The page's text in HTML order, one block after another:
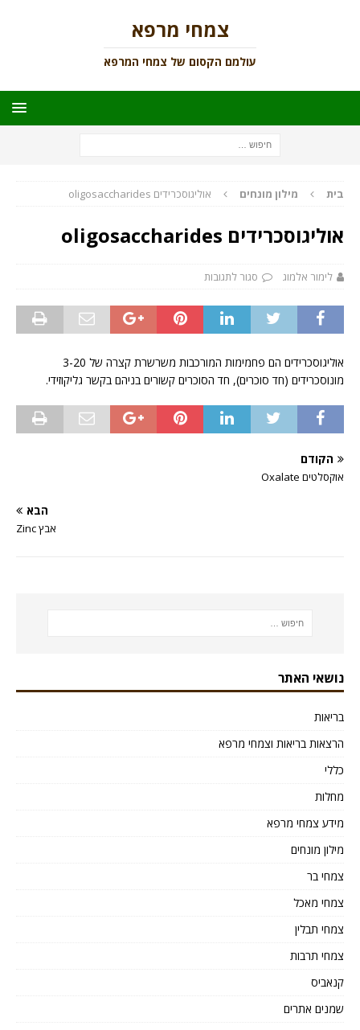
צמחי מרפא
עולמם הקסום של צמחי המרפא
בית מילון מונחים אוליגוסכרידים oligosaccharides
אוליגוסכרידים oligosaccharides
לימור אלמוג סגור לתגובות
אוליגוסכרידים הם פחמימות המורכבות משרשרת קצרה של 3-20
מונוסכרידים (חד סוכרים), חד הסוכרים קשורים בניהם בקשר גליקוזידי.
הקודם
אוקסלטים Oxalate
הבא
אבץ Zinc
נושאי האתר
בריאות
הרצאות בריאות וצמחי מרפא
כללי
מחלות
מידע צמחי מרפא
מילון מונחים
צמחי בר
צמחי מאכל
צמחי תבלין
צמחי תרבות
קנאביס
שמנים אתרים